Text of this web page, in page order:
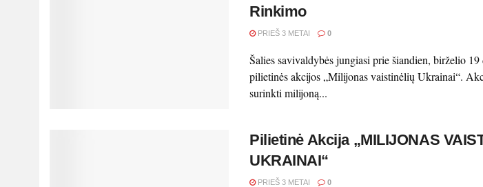
Rinkimo
PRIEŠ 3 METAI 0
Šalies savivaldybės jungiasi prie šiandien, birželio 19
pilietinės akcijos „Milijonas vaistinėlių Ukrainai“.
surinkti milijoną...
Pilietinė Akcija „MILIJONAS
UKRAINAI“
PRIEŠ 3 METAI 0